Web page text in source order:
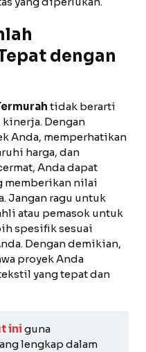
dengan
tidak berarti
Dengan
Anda, memperhatikan
harga, dan
Anda dapat
memberikan nilai
Jangan ragu untuk
atau pemasok untuk
spesifik sesuai
Dengan demikian,
proyek Anda
yang tepat dan
ini guna
lengkap dalam